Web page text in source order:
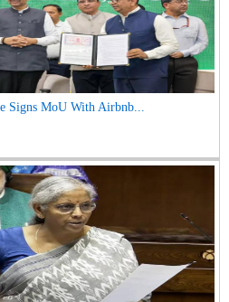
Signs MoU With Airbnb...